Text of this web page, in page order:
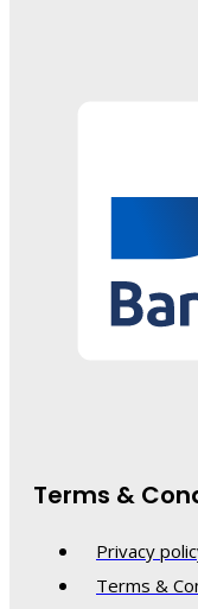
Terms &
Privacy
Terms &